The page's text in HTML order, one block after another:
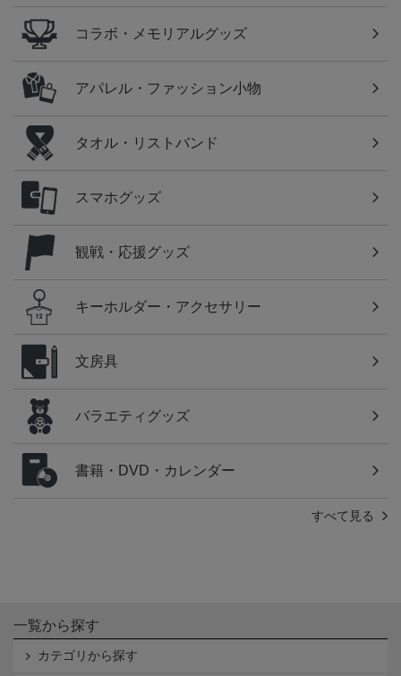
コラボ・メモリアルグッズ
アパレル・ファッション小物
タオル・リストバンド
スマホグッズ
観戦・応援グッズ
キーホルダー・アクセサリー
文房具
バラエティグッズ
書籍・DVD・カレンダー
すべて見る
一覧から探す
カテゴリから探す